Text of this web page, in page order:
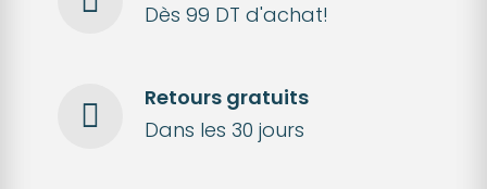
Dès 99 DT d'achat!
Retours gratuits
Dans les 30 jours